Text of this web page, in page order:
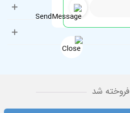
فروخته شد